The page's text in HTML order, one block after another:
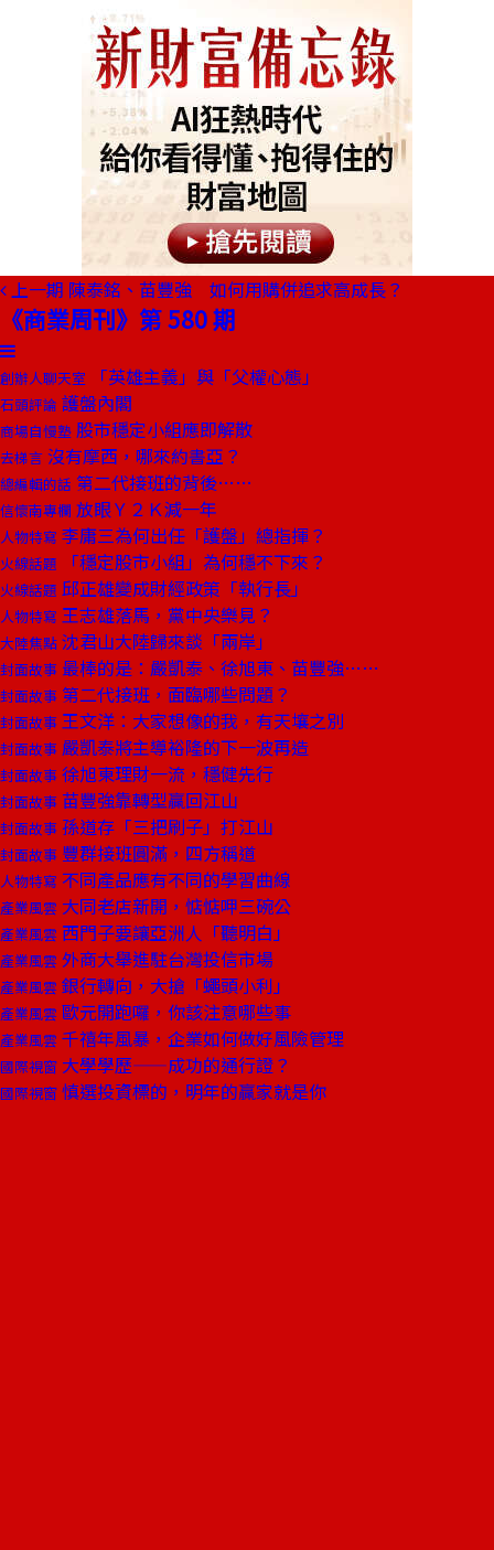
上一期 陳泰銘、苗豐強 如何用購併追求高成長？
《商業周刊》第 580 期
創辦人聊天室 「英雄主義」與「父權心態」
石頭評論 護盤內閣
商場自慢塾 股市穩定小組應即解散
去梯言 沒有摩西，哪來約書亞？
總編輯的話 第二代接班的背後……
信懷南專欄 放眼Ｙ２Ｋ減一年
人物特寫 李庸三為何出任「護盤」總指揮？
火線話題 「穩定股市小組」為何穩不下來？
火線話題 邱正雄變成財經政策「執行長」
人物特寫 王志雄落馬，黨中央樂見？
大陸焦點 沈君山大陸歸來談「兩岸」
封面故事 最棒的是：嚴凱泰、徐旭東、苗豐強……
封面故事 第二代接班，面臨哪些問題？
封面故事 王文洋：大家想像的我，有天壤之別
封面故事 嚴凱泰將主導裕隆的下一波再造
封面故事 徐旭東理財一流，穩健先行
封面故事 苗豐強靠轉型贏回江山
封面故事 孫道存「三把刷子」打江山
封面故事 豐群接班圓滿，四方稱道
人物特寫 不同產品應有不同的學習曲線
產業風雲 大同老店新開，惦惦呷三碗公
產業風雲 西門子要讓亞洲人「聽明白」
產業風雲 外商大舉進駐台灣投信市場
產業風雲 銀行轉向，大搶「蠅頭小利」
產業風雲 歐元開跑囉，你該注意哪些事
產業風雲 千禧年風暴，企業如何做好風險管理
國際視窗 大學學歷——成功的通行證？
國際視窗 慎選投資標的，明年的贏家就是你